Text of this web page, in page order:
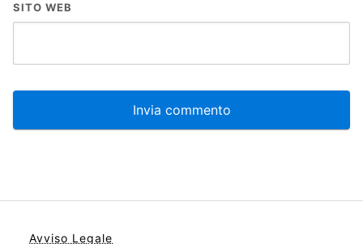
SITO WEB
Avviso Legale